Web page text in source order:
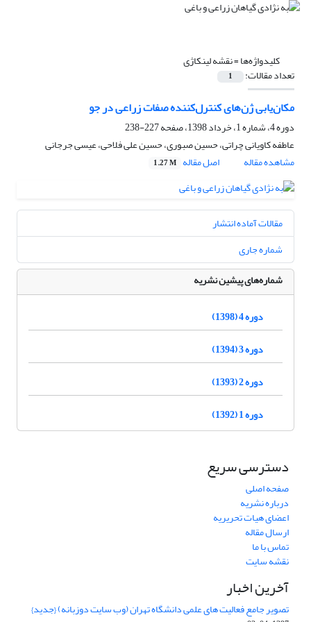
کلیدواژه‌ها =نقشه لینکاژی
تعداد مقالات: 1
مکان‌یابی ژن‌های کنترل‌کننده صفات زراعی در جو
دوره 4، شماره 1، خرداد 1398، صفحه
227-238
عاطفه کاویانی چراتی، حسین صبوری، حسین علی فلاحی، عیسی جرجانی
مشاهده مقاله
اصل مقاله 1.27 M
مقالات آماده انتشار
شماره جاری
شماره‌های پیشین نشریه
دوره 4 (1398)
دوره 3 (1394)
دوره 2 (1393)
دوره 1 (1392)
دسترسی سریع
صفحه اصلی
درباره نشریه
اعضای هیات تحریریه
ارسال مقاله
تماس با ما
نقشه سایت
آخرین اخبار
تصویر جامع فعالیت های علمی دانشگاه تهران (وب سایت دوزبانه) {جدید}